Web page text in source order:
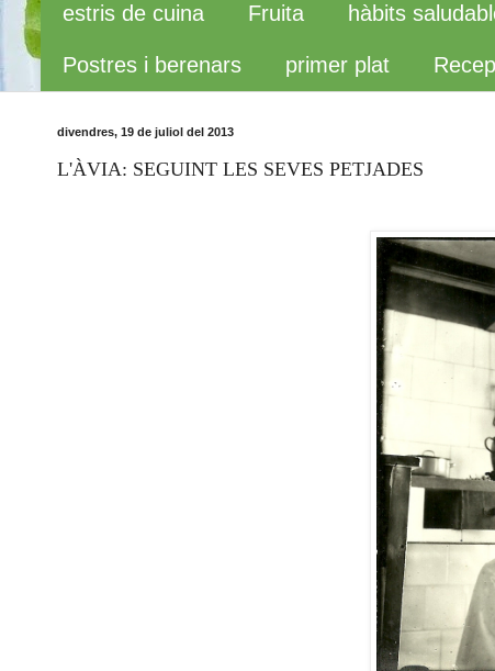
estris de cuina Fruita hàbits
Postres i berenars primer plat
divendres, 19 de juliol del 2013
L'ÀVIA: SEGUINT LES SEVES PETJADES